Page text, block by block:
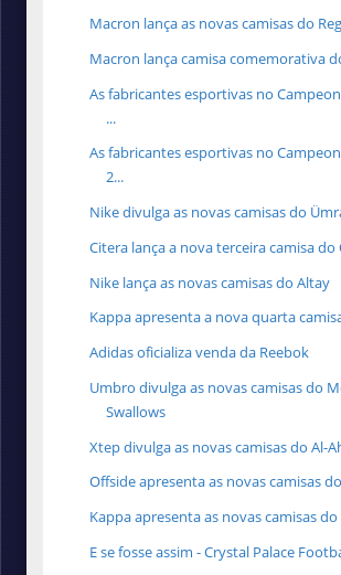
Macron lança as novas camisas do
Macron lança camisa comemorativa
As fabricantes esportivas no
...
As fabricantes esportivas no
2...
Nike divulga as novas camisas do
Citera lança a nova terceira camisa do
Nike lança as novas camisas do Altay
Kappa apresenta a nova quarta
Adidas oficializa venda da Reebok
Umbro divulga as novas camisas do
Swallows
Xtep divulga as novas camisas do Al-
Offside apresenta as novas camisas
Kappa apresenta as novas camisas
E se fosse assim - Crystal Palace